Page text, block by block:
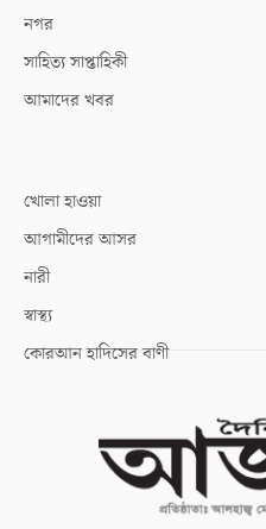
নগর
সাহিত্য সাপ্তাহিকী
আমাদের খবর
খোলা হাওয়া
আগামীদের আসর
নারী
স্বাস্থ্য
কোরআন হাদিসের বাণী